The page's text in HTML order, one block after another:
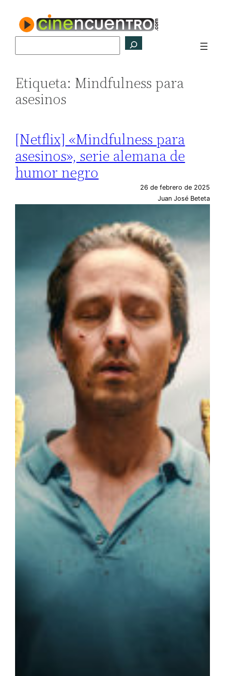
contenido
Etiqueta: Mindfulness para
asesinos
[Netflix] «Mindfulness para
asesinos», serie alemana de
humor negro
26 de febrero de 2025
Juan José Beteta